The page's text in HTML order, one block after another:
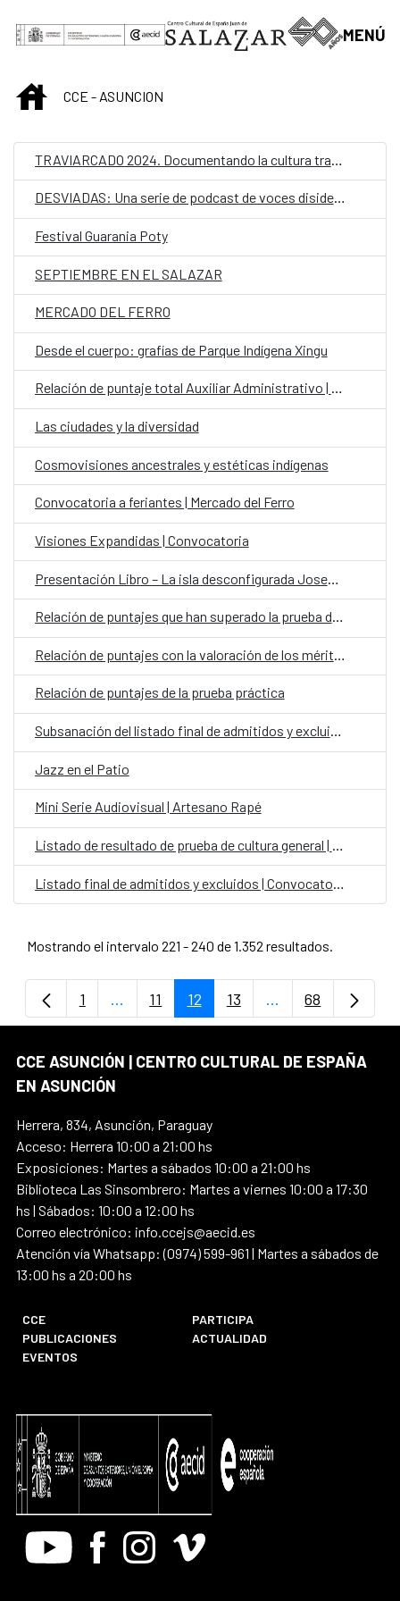
Saltar al contenido principal
MENÚ
INICIOCCE - ASUNCION
DESVIADAS: Una serie de podcast de voces disidentes.
Festival Guarania Poty
SEPTIEMBRE EN EL SALAZAR
MERCADO DEL FERRO
Desde el cuerpo: grafías de Parque Indígena Xingu
Relación de puntaje total Auxiliar Administrativo | Convocatoria para personal laboral fijo en el CCEJS
Las ciudades y la diversidad
Cosmovisiones ancestrales y estéticas indígenas
Convocatoria a feriantes | Mercado del Ferro
Visiones Expandidas | Convocatoria
Presentación Libro – La isla desconfigurada Josefina Plá y la renovación teatral en Paraguay
Relación de puntajes que han superado la prueba de cultura general y convocatoria para la prueba práctica
Relación de puntajes con la valoración de los méritos profesionales y formativos
Relación de puntajes de la prueba práctica
Subsanación del listado final de admitidos y excluidos | Convocatoria Laboral Fijo en el Exterior Categoría Auxiliar Administrativo para la OCE Paraguay
Jazz en el Patio
Mini Serie Audiovisual | Artesano Rapé
Listado de resultado de prueba de cultura general | Convocatoria para personal laboral fijo en el CCEJS
Mostrando el intervalo 221 - 240 de 1.352 resultados.
Página
1 ...Páginas intermedias Use TAB para
Página
11 Página
12 Página
13 ...PáginasPágina
68
CCE ASUNCIÓN | CENTRO CULTURAL DE ESPAÑA
EN ASUNCIÓN
Herrera, 834, Asunción, Paraguay
Acceso: Herrera 10:00 a 21:00 hs
Exposiciones: Martes a sábados 10:00 a 21:00 hs
Biblioteca Las Sinsombrero: Martes a viernes 10:00 a 17:30
hs | Sábados: 10:00 a 12:00 hs
Correo electrónico: info.ccejs@aecid.es
Atención vía Whatsapp: (0974) 599-961 | Martes a sábados de
13:00 hs a 20:00 hs
CCE
PARTICIPA
PUBLICACIONES
ACTUALIDAD
EVENTOS
Youtube FacebookInstagram
Vimeo